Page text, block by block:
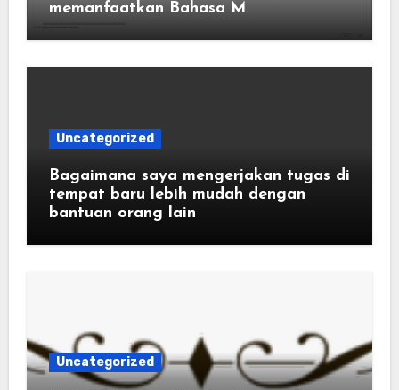
memanfaatkan Bahasa M
Uncategorized
Bagaimana saya mengerjakan tugas di
tempat baru lebih mudah dengan
bantuan orang lain
Uncategorized